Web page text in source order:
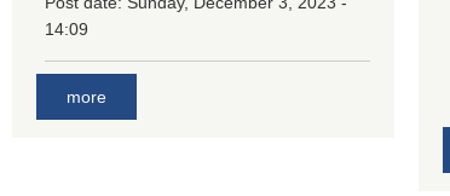
14:09
more